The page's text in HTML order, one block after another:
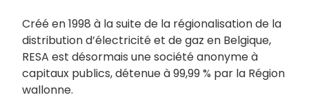
Créé en 1998 à la suite de la régionalisation de la
distribution d’électricité et de gaz en Belgique,
RESA est désormais une société anonyme à
capitaux publics, détenue à 99,99 % par la Région
wallonne.